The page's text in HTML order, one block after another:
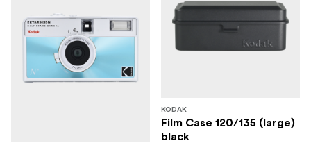
KODAK
Film Case 120/135 (large)
black